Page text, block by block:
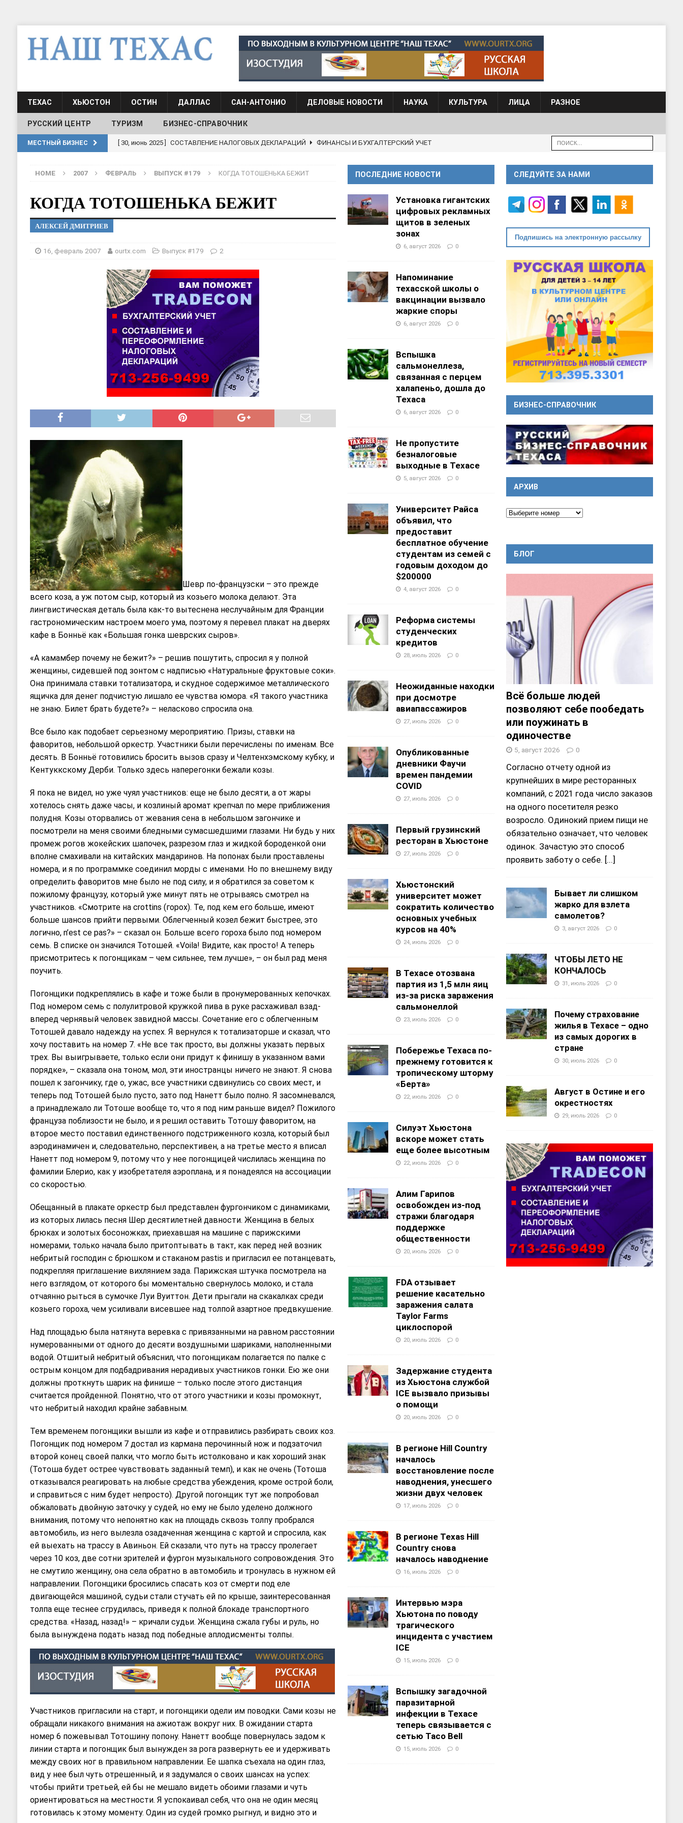
ТЕХАС ХЬЮСТОН ОСТИН ДАЛЛАС САН-АНТОНИО ДЕЛОВЫЕ НОВОСТИ НАУКА КУЛЬТУРА ЛИЦА РАЗНОЕ
РУССКИЙ ЦЕНТР ТУРИЗМ БИЗНЕС-СПРАВОЧНИК
МЕСТНЫЙ БИЗНЕС [ 30, июнь 2025 ] СОСТАВЛЕНИЕ НАЛОГОВЫХ ДЕКЛАРАЦИЙ ФИНАНСЫ И БУХГАЛТЕРСКИЙ УЧЕТ
[ 19, июль 2017 ] Классы русского языка для взрослых при Культурном центре “Наш Техас”
[ 19, июль 2017 ] Школа русского языка при культурном центре “Наш Техас” ШКОЛЫ И
HOME 2007 ФЕВРАЛЬ ВЫПУСК #179 КОГДА ТОТОШЕНЬКА БЕЖИТ
КОГДА ТОТОШЕНЬКА БЕЖИТ
АЛЕКСЕЙ ДМИТРИЕВ
16, февраль 2007 ourtx.com Выпуск #179 2
Шевр по-французски – это прежде
всего коза, а уж потом сыр, который из козьего молока делают. Эта
лингвистическая деталь была как-то вытеснена неслучайным для Франции
гастрономическим настроем моего ума, поэтому я перевел плакат на дверях
кафе в Бонньё как «Большая гонка шеврских сыров».
«А камамбер почему не бежит?» – решив пошутить, спросил я у полной
женщины, сидевшей под зонтом с надписью «Натуральные фруктовые соки».
Она принимала ставки тотализатора, и скудное содержимое металлического
ящичка для денег подчистую лишало ее чувства юмора. «Я такого участника
не знаю. Билет брать будете?» – неласково спросила она.
Все было как подобает серьезному мероприятию. Призы, ставки на
фаворитов, небольшой оркестр. Участники были перечислены по именам. Все
десять. В Бонньё готовились бросить вызов сразу и Челтенхэмскому кубку, и
Кентуккскому Дерби. Только здесь наперегонки бежали козы.
Я пока не видел, но уже чуял участников: еще не было десяти, а от жары
хотелось снять даже часы, и козлиный аромат крепчал по мере приближения
полудня. Козы оторвались от жевания сена в небольшом загончике и
посмотрели на меня своими бледными сумасшедшими глазами. Ни будь у них
промеж рогов жокейских шапочек, разрезом глаз и жидкой бороденкой они
вполне смахивали на китайских мандаринов. На попонах были проставлены
номера, и я по программке соединил морды с именами. Но по внешнему виду
определить фаворитов мне было не под силу, и я обратился за советом к
пожилому французу, который уже минут пять не отрываясь смотрел на
участников. «Смотрите на crottins (горох). Те, под кем его больше, имеют
больше шансов прийти первыми. Облегченный козел бежит быстрее, это
логично, n’est ce pas?» – сказал он. Больше всего гороха было под номером
семь. В списке он значился Тотошей. «Voila! Видите, как просто! А теперь
присмотритесь к погонщикам – чем сильнее, тем лучше», – он был рад меня
поучить.
Погонщики подкреплялись в кафе и тоже были в пронумерованных кепочках.
Под номером семь с полулитровой кружкой пива в руке расхаживал взад-
вперед чернявый человек завидной массы. Сочетание его с облегченным
Тотошей давало надежду на успех. Я вернулся к тотализаторше и сказал, что
хочу поставить на номер 7. «Не все так просто, вы должны указать первых
трех. Вы выигрываете, только если они придут к финишу в указанном вами
порядке», – сказала она тоном, мол, эти иностранцы ничего не знают. Я снова
пошел к загончику, где о, ужас, все участники сдвинулись со своих мест, и
теперь под Тотошей было пусто, зато под Нанетт было полно. Я засомневался,
а принадлежало ли Тотоше вообще то, что я под ним раньше видел? Пожилого
француза поблизости не было, и я решил оставить Тотошу фаворитом, на
второе место поставил единственного подстриженного козла, который был
аэродинамичен и, следовательно, перспективен, а на третье место я вписал
Нанетт под номером 9, потому что у нее погонщицей числилась женщина по
фамилии Блерио, как у изобретателя аэроплана, и я понадеялся на ассоциации
со скоростью.
Обещанный в плакате оркестр был представлен фургончиком с динамиками,
из которых лилась песня Шер десятилетней давности. Женщина в белых
брюках и золотых босоножках, приехавшая на машине с парижскими
номерами, только начала было притоптывать в такт, как перед ней возник
небритый господин с брюшком и стаканом pastis и пригласил ее потанцевать,
подкрепляя приглашение вихлянием зада. Парижская штучка посмотрела на
него взглядом, от которого бы моментально свернулось молоко, и стала
отчаянно рыться в сумочке Луи Вуиттон. Дети прыгали на скакалках среди
козьего гороха, чем усиливали висевшее над толпой азартное предвкушение.
Над площадью была натянута веревка с привязанными на равном расстоянии
нумерованными от одного до десяти воздушными шариками, наполненными
водой. Отшитый небритый объяснил, что погонщикам полагается по палке с
острым концом для подбадривания нерадивых участников гонки. Ею же они
должны проткнуть шарик на финише – только после этого дистанция
считается пройденной. Понятно, что от этого участники и козы промокнут,
что небритый находил крайне забавным.
Тем временем погонщики вышли из кафе и отправились разбирать своих коз.
Погонщик под номером 7 достал из кармана перочинный нож и подзаточил
второй конец своей палки, что могло быть истолковано и как хороший знак
(Тотоша будет острее чувствовать заданный темп), и как не очень (Тотоша
отказывался реагировать на любые средства убеждения, кроме острой боли,
и справиться с ним будет непросто). Другой погонщик тут же попробовал
обжаловать двойную заточку у судей, но ему не было уделено должного
внимания, потому что непонятно как на площадь сквозь толпу пробрался
автомобиль, из него вылезла озадаченная женщина с картой и спросила, как
ей выехать на трассу в Авиньон. Ей сказали, что путь на трассу пролегает
через 10 коз, две сотни зрителей и фургон музыкального сопровождения. Это
не смутило женщину, она села обратно в автомобиль и тронулась в нужном ей
направлении. Погонщики бросились спасать коз от смерти под еле
двигающейся машиной, судьи стали стучать ей по крыше, заинтересованная
толпа еще теснее сгрудилась, приведя к полной блокаде транспортного
средства. «Назад, назад!» – кричали судьи. Женщина сжала губы и руль, но
была вынуждена подать назад под победные аплодисменты толпы.
Участников пригласили на старт, и погонщики одели им поводки. Сами козы не
обращали никакого внимания на ажиотаж вокруг них. В ожидании старта
номер 6 пожевывал Тотошину попону. Нанетт вообще повернулась задом к
линии старта и погонщик был вынужден за рога развернуть ее и удерживать
между своих ног в правильном направлении. Ее шапка съехала на один глаз,
вид у нее был чуть отрешенный, и я задумался о своих шансах на успех:
чтобы прийти третьей, ей бы не мешало видеть обоими глазами и чуть
ориентироваться на местности. Я успокаивал себя, что она не один месяц
готовилась к этому моменту. Один из судей громко рыгнул, и видно это и
ПОСЛЕДНИЕ НОВОСТИ
Установка гигантских
цифровых рекламных
щитов в зеленых
зонах
6, август 2026 0
Напоминание
техасской школы о
вакцинации вызвало
жаркие споры
6, август 2026 0
Вспышка
сальмонеллеза,
связанная с перцем
халапеньо, дошла до
Техаса
6, август 2026 0
Не пропустите
безналоговые
выходные в Техасе
5, август 2026 0
Университет Райса
объявил, что
предоставит
бесплатное обучение
студентам из семей с
годовым доходом до
$200000
4, август 2026 0
Реформа системы
студенческих
кредитов
28, июль 2026 0
Неожиданные находки
при досмотре
авиапассажиров
27, июль 2026 0
Опубликованные
дневники Фаучи
времен пандемии
COVID
27, июль 2026 0
Первый грузинский
ресторан в Хьюстоне
27, июль 2026 0
Хьюстонский
университет может
сократить количество
основных учебных
курсов на 40%
24, июль 2026 0
В Техасе отозвана
партия из 1,5 млн яиц
из-за риска заражения
сальмонеллой
23, июль 2026 0
Побережье Техаса по-
прежнему готовится к
тропическому шторму
«Берта»
22, июль 2026 0
Силуэт Хьюстона
вскоре может стать
еще более высотным
22, июль 2026 0
Алим Гарипов
освобожден из-под
стражи благодаря
поддержке
общественности
20, июль 2026 0
FDA отзывает
решение касательно
заражения салата
Taylor Farms
циклоспорой
20, июль 2026 0
Задержание студента
из Хьюстона службой
ICE вызвало призывы
о помощи
20, июль 2026 0
В регионе Hill Country
началось
восстановление после
наводнения, унесшего
жизни двух человек
17, июль 2026 0
В регионе Texas Hill
Country снова
началось наводнение
16, июль 2026 0
Интервью мэра
Хьютона по поводу
трагического
инцидента с участием
ICE
15, июль 2026 0
Вспышку загадочной
паразитарной
инфекции в Техасе
теперь связывается с
сетью Taco Bell
15, июль 2026 0
СЛЕДУЙТЕ ЗА НАМИ
Подпишись на электронную рассылку
БИЗНЕС-СПРАВОЧНИК
АРХИВ
БЛОГ
Всё больше людей
позволяют себе пообедать
или поужинать в
одиночестве
5, август 2026 0
Согласно отчету одной из
крупнейших в мире ресторанных
компаний, с 2021 года число заказов
на одного посетителя резко
возросло. Одинокий прием пищи не
обязательно означает, что человек
одинок. Зачастую это способ
проявить заботу о себе. [...]
Бывает ли слишком
жарко для взлета
самолетов?
3, август 2026 0
ЧТОБЫ ЛЕТО НЕ
КОНЧАЛОСЬ
31, июль 2026 0
Почему страхование
жилья в Техасе – одно
из самых дорогих в
стране
30, июль 2026 0
Август в Остине и его
окрестностях
29, июль 2026 0